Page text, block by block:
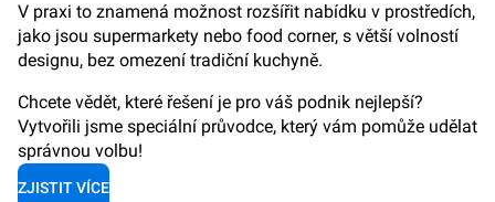
V praxi to znamená možnost rozšířit nabídku v prostředích,
jako jsou supermarkety nebo food corner, s větší volností
designu, bez omezení tradiční kuchyně.
Chcete vědět, které řešení je pro váš podnik nejlepší?
Vytvořili jsme speciální průvodce, který vám pomůže udělat
správnou volbu!
ZJISTIT VÍCE